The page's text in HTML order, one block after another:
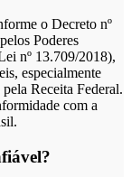
o Decreto nº
Poderes
nº 13.709/2018),
especialmente
Receita Federal.
com a